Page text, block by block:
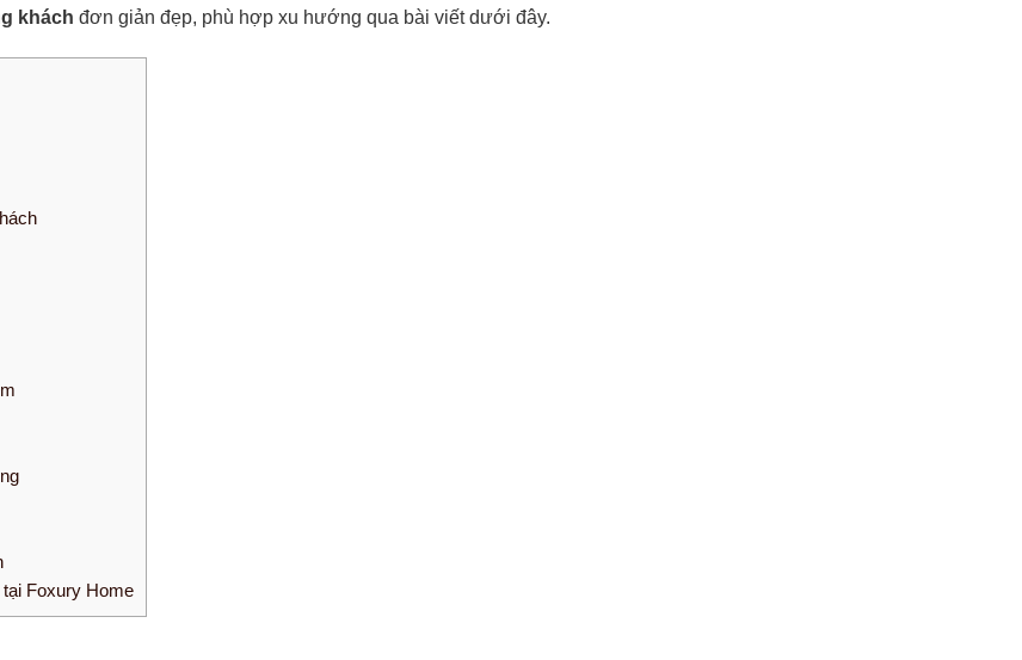
khách đơn giản đẹp, phù hợp xu hướng qua bài viết dưới đây.
tại Foxury Home